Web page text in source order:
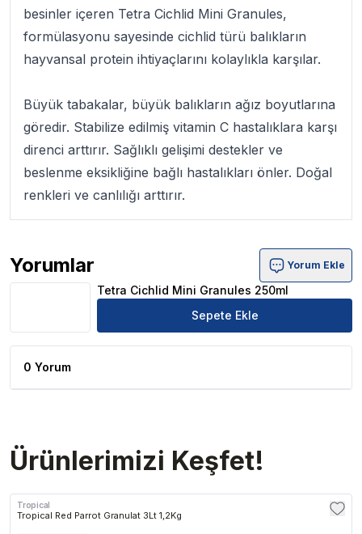
besinler içeren Tetra Cichlid Mini Granules,
formülasyonu sayesinde cichlid türü balıkların
hayvansal protein ihtiyaçlarını kolaylıkla karşılar.
Büyük tabakalar, büyük balıkların ağız boyutlarına
göredir. Stabilize edilmiş vitamin C hastalıklara karşı
direnci arttırır. Sağlıklı gelişimi destekler ve
beslenme eksikliğine bağlı hastalıkları önler. Doğal
renkleri ve canlılığı arttırır.
Yorumlar
Tetra Cichlid Mini Granules 250ml Ürün Yorumları
Yorum Ekle
Tetra Cichlid Mini Granules 250ml
Sepete Ekle
0 Yorum
Ürünlerimizi Keşfet!
Tropical
Tropical Red Parrot Granulat 3Lt 1,2Kg